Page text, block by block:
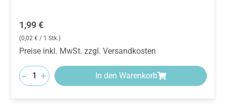
Regulärer Preis:
1,99 €
(0,02 € / 1 Stk.)
Preise inkl. MwSt. zzgl. Versandkosten
- + In den Warenkorb